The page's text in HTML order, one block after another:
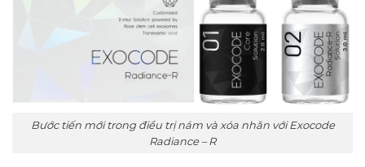
Bước tiến mới trong điều trị nám và xóa nhăn với Exocode
Radiance – R